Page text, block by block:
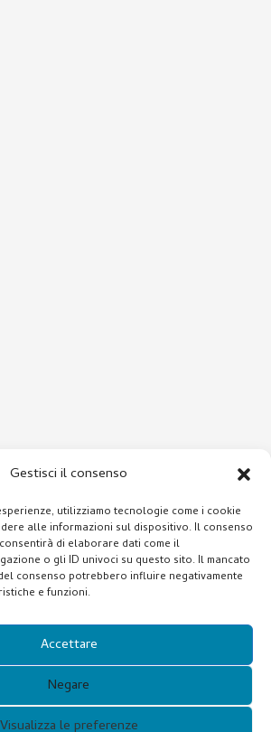
Gestisci il consenso
utilizziamo tecnologie come i cookie
alle informazioni sul dispositivo. Il consenso
di elaborare dati come il
o gli ID univoci su questo sito. Il mancato
consenso potrebbero influire negativamente
e funzioni.
Accettare
Negare
Visualizza le preferenze